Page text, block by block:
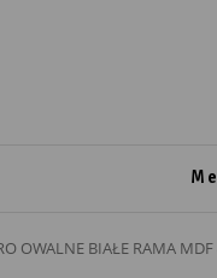
OWALNE BIAŁE RAMA